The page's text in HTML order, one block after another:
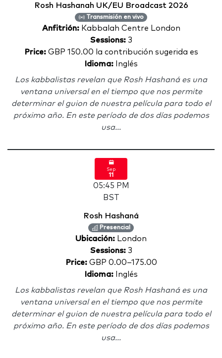
Rosh Hashanah UK/EU Broadcast 2026
Transmisión en vivo
Anfitrión: Kabbalah Centre London
Sessions:3
Price:GBP 150.00 la contribución sugerida es
Idioma: Inglés
Los kabbalistas revelan que Rosh Hashaná es una
ventana universal en el tiempo que nos permite
determinar el guion de nuestra película para todo el
próximo año. En este período de dos días podemos
usa...
Sep
11
05:45 PM
BST
Rosh Hashaná
Presencial
Ubicación: London
Sessions:3
Price:GBP 0.00–175.00
Idioma: Inglés
Los kabbalistas revelan que Rosh Hashaná es una
ventana universal en el tiempo que nos permite
determinar el guion de nuestra película para todo el
próximo año. En este período de dos días podemos
usa...